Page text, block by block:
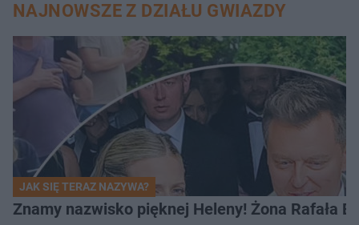
NAJNOWSZE Z DZIAŁU GWIAZDY
JAK SIĘ TERAZ NAZYWA?
Znamy nazwisko pięknej Heleny! Żona Rafała